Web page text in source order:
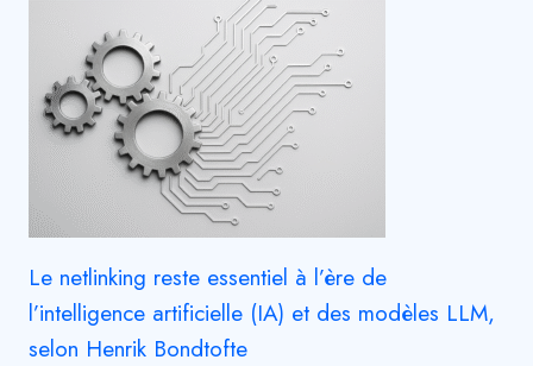
Le netlinking reste essentiel à l’ère de
l’intelligence artificielle (IA) et des modèles LLM,
selon Henrik Bondtofte